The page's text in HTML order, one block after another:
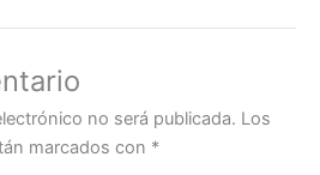
no será publicada. Los
marcados con *